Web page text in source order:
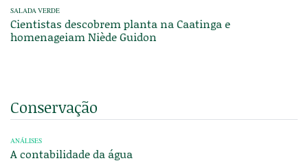
SALADA VERDE
Cientistas descobrem planta na Caatinga e
homenageiam Niède Guidon
Conservação
ANÁLISES
A contabilidade da água